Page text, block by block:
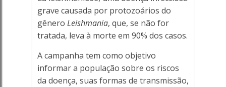
Ferreira
Online
grave causada por protozoários do
gênero Leishmania, que, se não for
tratada, leva à morte em 90% dos casos.
A campanha tem como objetivo
informar a população sobre os riscos
da doença, suas formas de transmissão,